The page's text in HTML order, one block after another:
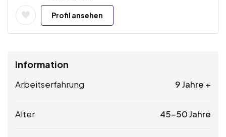
Profil ansehen
Information
Arbeitserfahrung 9 Jahre +
Alter 45-50 Jahre